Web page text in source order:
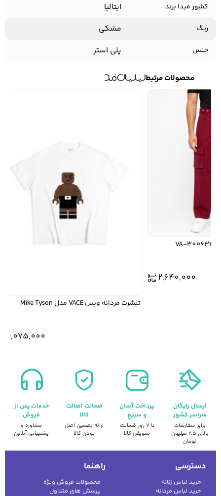
کشور مبدا برند ایتالیا
رنگ مشکی
جنس پلی استر
محصولات مرتبط
2,640,000
تیشرت مردانه ویس VACE مدل Mike Tyson
9,075,000
ارسال رایگان
سراسر کشور
برای سفارشات
بالای ۲.۵ میلیون
تومان
پرداخت آسان
و سریع
تا ۷ روز ضمانت
تعویض کالا
ضمانت اصالت
کالا
ارائه تضمین اصل
بودن کالا
خدمات پس از
فروش
مشاوره و
پشتیبانی آنلاین
دسترسی
خرید لباس زنانه
خرید لباس مردانه
راهنما
محصولات فروش ویژه
پرسش های متداول